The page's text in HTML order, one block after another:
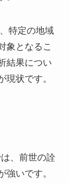
特定の地域
象となるこ
結果につい
現状です。
、前世の詮
強いです。